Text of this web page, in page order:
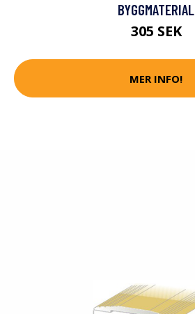
BYGGMATERIAL
305 SEK
MER INFO!